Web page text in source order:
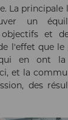
La
un
objectifs et
l'effet que
en ont
et la
des